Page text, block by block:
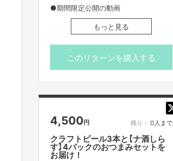
●期間限定公開の動画
※リターンの配送範囲は国内限定とさ
せていただきます
※ビールは送料込みとなります
もっと見る
このリターンを購入する
4,500円 残り： 0人まで
クラフトビール3本と【ナ酒しら
す】4パックのおつまみセットを
お届け！